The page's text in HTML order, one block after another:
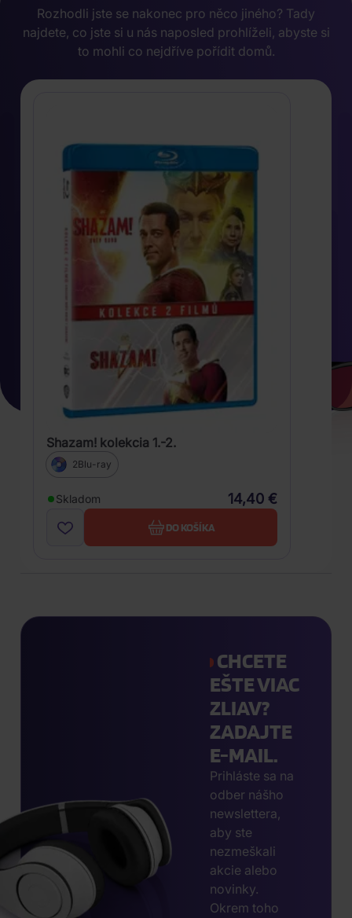
Rozhodli jste se nakonec pro něco jiného? Tady
najdete, co jste si u nás naposled prohlíželi, abyste si
to mohli co nejdříve pořídit domů.
Shazam! kolekcia 1.-2.
2Blu-ray
Skladom 14,40 €
DO KOŠÍKA
CHCETE
EŠTE VIAC
ZLIAV?
ZADAJTE
E-MAIL.
Prihláste sa na
odber nášho
newslettera,
aby ste
nezmeškali
akcie alebo
novinky.
Okrem toho